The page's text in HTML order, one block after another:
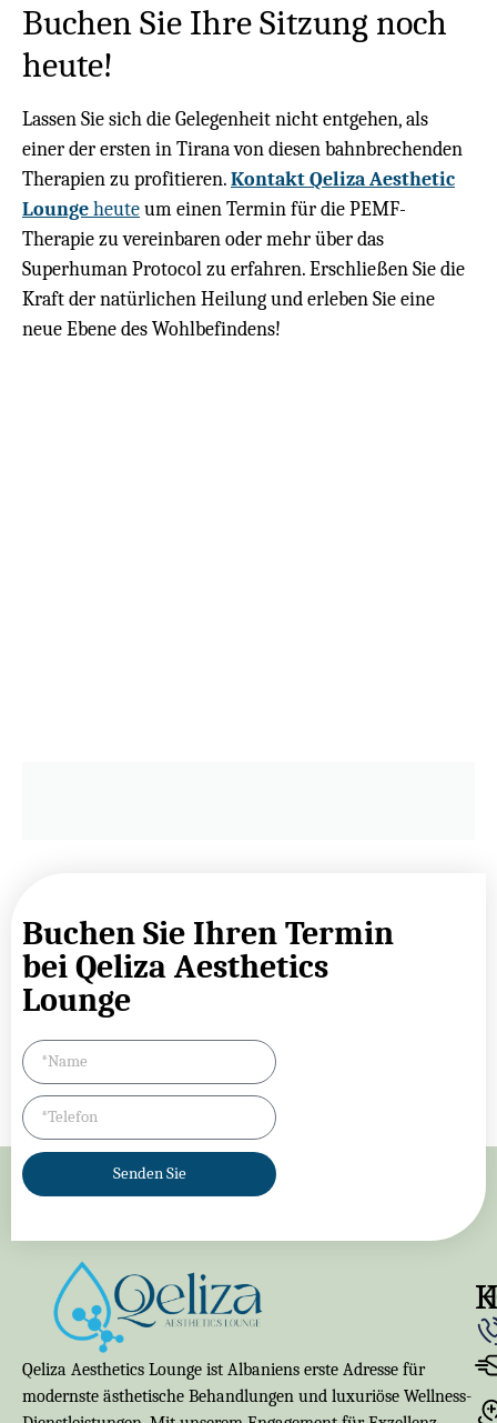
Buchen Sie Ihre Sitzung noch
heute!
Lassen Sie sich die Gelegenheit nicht entgehen, als
einer der ersten in Tirana von diesen bahnbrechenden
Therapien zu profitieren.Kontakt Qeliza Aesthetic
Loungeheuteum einen Termin für die PEMF-
Therapie zu vereinbaren oder mehr über das
Superhuman Protocol zu erfahren. Erschließen Sie die
Kraft der natürlichen Heilung und erleben Sie eine
neue Ebene des Wohlbefindens!
Buchen Sie Ihren Termin
bei Qeliza Aesthetics
Lounge
Senden Sie
Qeliza Aesthetics Lounge ist Albaniens erste Adresse für
modernste ästhetische Behandlungen und luxuriöse Wellness-